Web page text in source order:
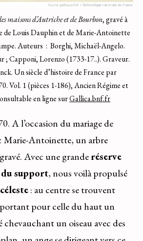
maisons d’Autriche et de Bourbon, gravé à
de Louis Dauphin et de Marie-Antoinette
Auteurs : Borghi, Michaël-Angelo.
; Capponi, Lorenzo (1733-17..). Graveur.
Un siècle d’histoire de France par
Vol. 1 (pièces 1-186), Ancien Régime et
en ligne surGallica.bnf.fr
A l’occasion du mariage de
Antoinette, un arbre
Avec une granderéserve
support, nous voilà propulsé
: au centre se trouvent
pour celle du haut un
un oiseau avec des